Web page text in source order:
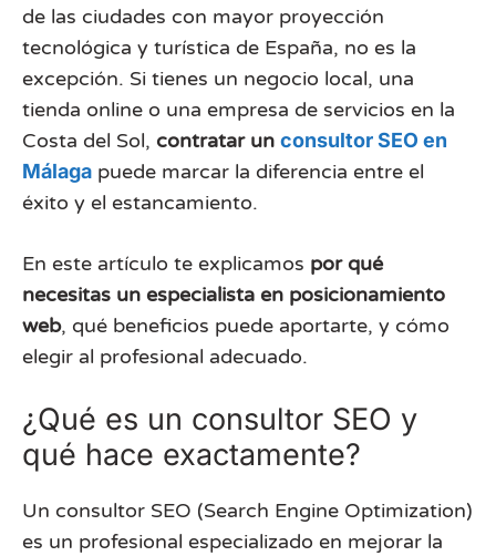
de las ciudades con mayor proyección
tecnológica y turística de España, no es la
excepción. Si tienes un negocio local, una
tienda online o una empresa de servicios en la
Costa del Sol, contratar un consultor SEO en
Málaga puede marcar la diferencia entre el
éxito y el estancamiento.
En este artículo te explicamos por qué
necesitas un especialista en posicionamiento
web, qué beneficios puede aportarte, y cómo
elegir al profesional adecuado.
¿Qué es un consultor SEO y
qué hace exactamente?
Un consultor SEO (Search Engine Optimization)
es un profesional especializado en mejorar la